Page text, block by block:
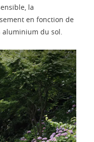
la
en fonction de
aluminium du sol.